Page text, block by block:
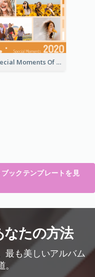
Special Moments Of 2020 Photo Book
ックテンプレートを見
たの方法
最も美しいアルバム
。